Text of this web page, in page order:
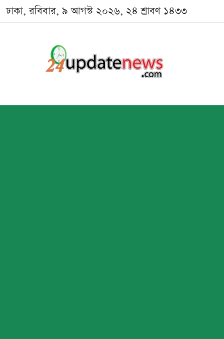
ঢাকা, রবিবার, ৯ আগস্ট ২০২৬, ২৪ শ্রাবণ ১৪৩৩